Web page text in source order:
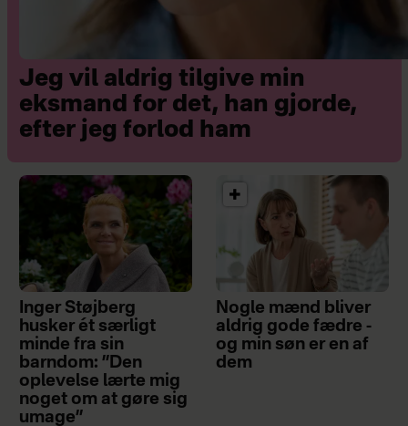
Jeg vil aldrig tilgive min
eksmand for det, han gjorde,
efter jeg forlod ham
Inger Støjberg
husker ét særligt
minde fra sin
barndom: ”Den
oplevelse lærte mig
noget om at gøre sig
umage”
Nogle mænd bliver
aldrig gode fædre -
og min søn er en af
dem